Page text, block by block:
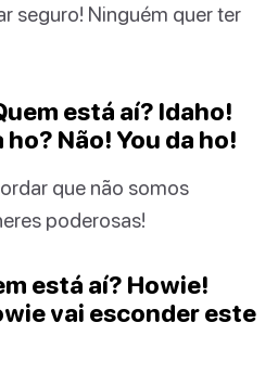
seguro! Ninguém quer ter
está aí? Idaho!
Não! You da ho!
que não somos
poderosas!
está aí? Howie!
vai esconder este